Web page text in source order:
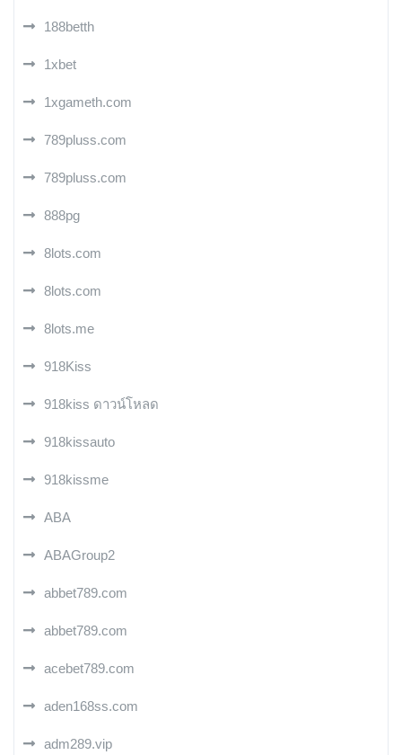
188betth
1xbet
1xgameth.com
789pluss.com
789pluss.com
888pg
8lots.com
8lots.com
8lots.me
918Kiss
918kiss ดาวน์โหลด
918kissauto
918kissme
ABA
ABAGroup2
abbet789.com
abbet789.com
acebet789.com
aden168ss.com
adm289.vip